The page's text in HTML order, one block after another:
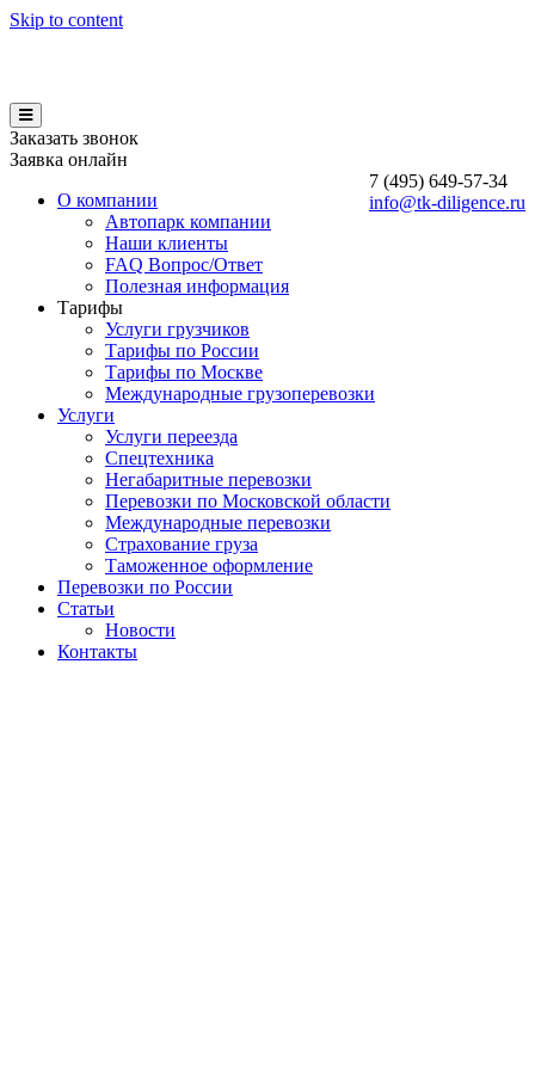
Skip to content
Заказать звонок
Заявка онлайн
7 (495) 649-57-34
info@tk-diligence.ru
О компании
Автопарк компании
Наши клиенты
FAQ Вопрос/Ответ
Полезная информация
Тарифы
Услуги грузчиков
Тарифы по России
Тарифы по Москве
Международные грузоперевозки
Услуги
Услуги переезда
Спецтехника
Негабаритные перевозки
Перевозки по Московской области
Международные перевозки
Страхование груза
Таможенное оформление
Перевозки по России
Статьи
Новости
Контакты